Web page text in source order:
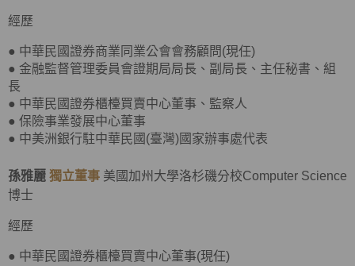
經歷
● 中華民國證券商業同業公會會務顧問(現任)
● 金融監督管理委員會證期局局長、副局長、主任秘書、組
長
● 中華民國證券櫃檯買賣中心董事、監察人
● 保險事業發展中心董事
● 中美洲銀行駐中華民國(臺灣)國家辦事處代表
孫雅麗 獨立董事 美國加州大學洛杉磯分校Computer Science
博士
經歷
● 中華民國證券櫃檯買賣中心董事(現任)